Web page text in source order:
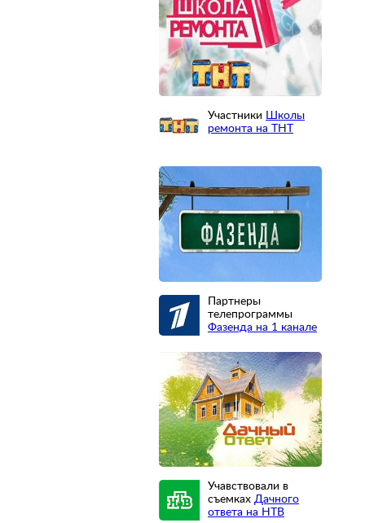
Участники Школы
ремонта на ТНТ
Партнеры
телепрограммы
Фазенда на 1 канале
Учавствовали в
съемках Дачного
ответа на НТВ